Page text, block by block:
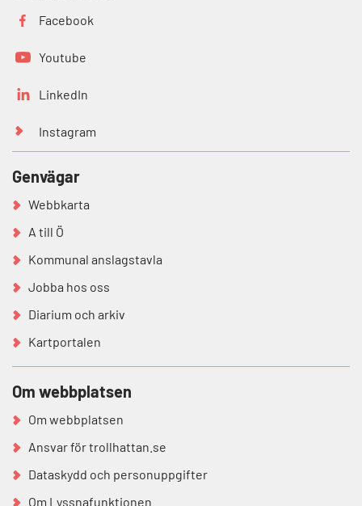
Facebook
Youtube
LinkedIn
Instagram
Genvägar
Webbkarta
A till Ö
Kommunal anslagstavla
Jobba hos oss
Diarium och arkiv
Kartportalen
Om webbplatsen
Om webbplatsen
Ansvar för trollhattan.se
Dataskydd och personuppgifter
Om Lyssnafunktionen